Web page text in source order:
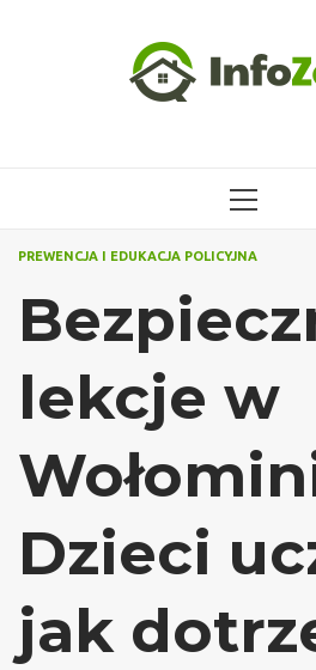
PRIMARY
PREWENCJA I EDUKACJA POLICYJNA
lekcje w
Dzieci
jak